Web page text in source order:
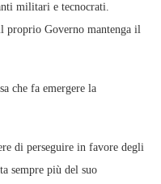
militari e tecnocrati.
proprio Governo mantenga il
che fa emergere la
di perseguire in favore degli
sempre più del suo